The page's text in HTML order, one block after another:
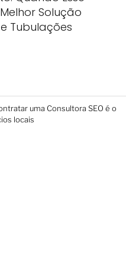
Solução
Tubulações
uma Consultora SEO é o
locais